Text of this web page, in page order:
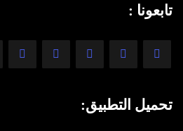
تابعونا :
تحميل التطبيق: